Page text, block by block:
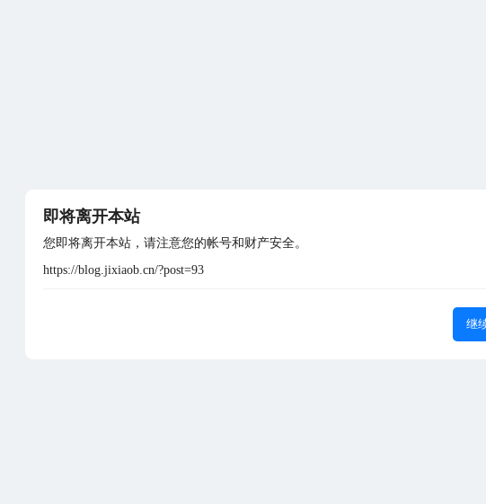
即将离开本站
您即将离开本站，请注意您的帐号和财产安全。
https://blog.jixiaob.cn/?post=93
继